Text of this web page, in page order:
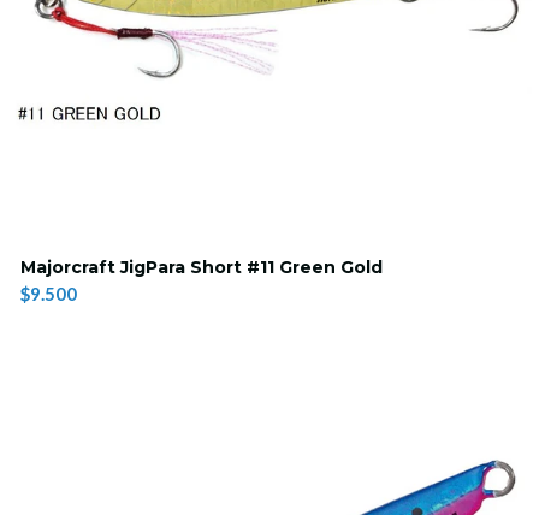
Majorcraft JigPara Short #11 Green Gold
$9.500